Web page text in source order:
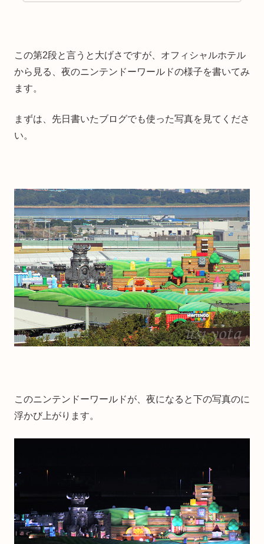
この第2段と言うと大げさですが、オフィシャルホテル
から見る、夜のニンテンドーワールドの様子を書いてみ
ます。
まずは、先日書いたブログでも使った写真を見てくださ
い。
このニンテンドーワールドが、夜になると下の写真のに
浮かび上がります。